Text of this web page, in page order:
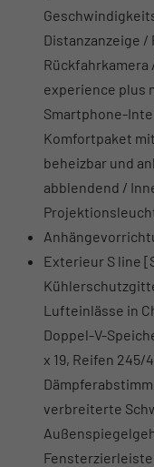
Distanzanzeige
Rückfahrkamera
experience plus
Smartphone-
Komfortpaket
beheizbar und
abblendend /
Exterieur S line
Lufteinlässe in
Doppel-V-
x 19, Reifen 245/
verbreiterte